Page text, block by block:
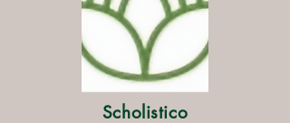
Scholistico